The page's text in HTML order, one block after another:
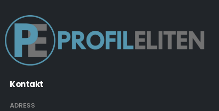
Kontakt
ADRESS